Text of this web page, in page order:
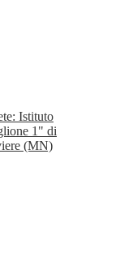
Istituto
1" di
(MN)